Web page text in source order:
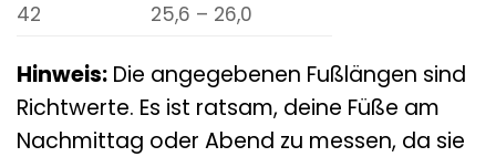
42
25,6 – 26,0
Hinweis: Die angegebenen Fußlängen sind
Richtwerte. Es ist ratsam, deine Füße am
Nachmittag oder Abend zu messen, da sie